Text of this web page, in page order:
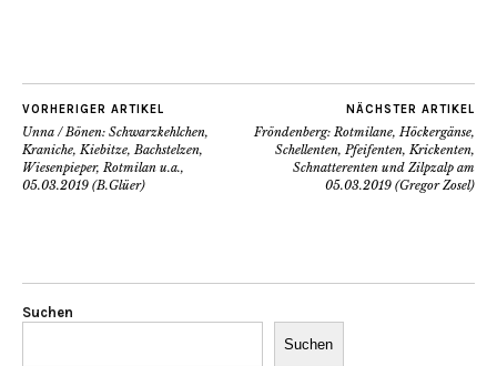
VORHERIGER ARTIKEL
Unna / Bönen: Schwarzkehlchen,
Kraniche, Kiebitze, Bachstelzen,
Wiesenpieper, Rotmilan u.a.,
05.03.2019 (B.Glüer)
NÄCHSTER ARTIKEL
Fröndenberg: Rotmilane, Höckergänse,
Schellenten, Pfeifenten, Krickenten,
Schnatterenten und Zilpzalp am
05.03.2019 (Gregor Zosel)
Suchen
Suchen